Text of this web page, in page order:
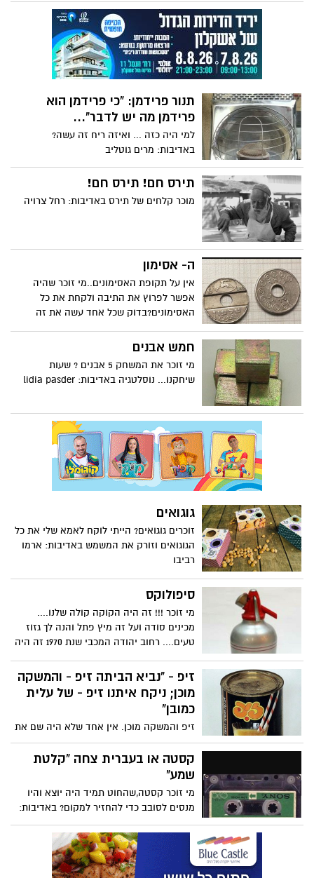
תנור פרידמן: "כי פרידמן הוא
פרידמן מה יש לדבר"...
למי היה כזה ... ואיזה ריח זה עשה?
באדיבות: מרים גוטליב
תירס חם! תירס חם!
מוכר קלחים של תירס באדיבות: רחל צרויה
ה- אסימון
אין על תקופת האסימונים..מי זוכר שהיה
אפשר לפרוץ את התיבה ולקחת את כל
האסימונים?בדוק שכל אחד עשה את זה
חמש אבנים
מי זוכר את המשחק 5 אבנים ? שעות
שיחקנו... נוסלטגיה באדיבות: lidia pasder
גוגואים
זוכרים גוגואים? הייתי לוקח לאמא שלי את כל
הגוגואים וזורק את המשמש באדיבות: ארמו
רביבו
סיפולוקס
מי זוכר !!! זה היה הקוקה קולה שלנו....
מכינים סודה ועל זה מיץ פתל והנה לך גזוז
טעים.... רחוב יהודה המכבי שנת 1970 זה היה
זיפ - "נביא הביתה זיפ - והמשקה
מוכן; ניקח איתנו זיפ - של עלית
כמובן"
זיפ והמשקה מוכן. אין אחד שלא היה שם את
זה על כף היד ומלקק. אולי בטעות יקפוץ על
הלשון כמו סוכריות קופצות. באדיבות: רוני ינון
קסטה או בעברית צחה "קלטת
שמע"
מי זוכר קסטה,שהחוט תמיד היה יוצא והיו
מנסים לסובב כדי להחזיר למקום? באדיבות:
לואיסה גיז